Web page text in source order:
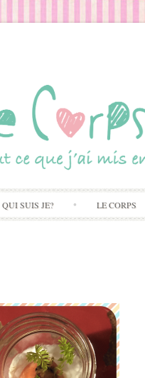
QUI SUIS JE? LE CORPS